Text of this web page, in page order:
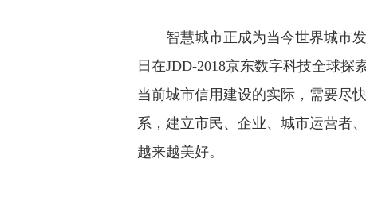
智慧城市正成为当今世界城市
日在JDD-2018京东数字科技全球
当前城市信用建设的实际，需要尽
系，建立市民、企业、城市运营者
越来越美好。